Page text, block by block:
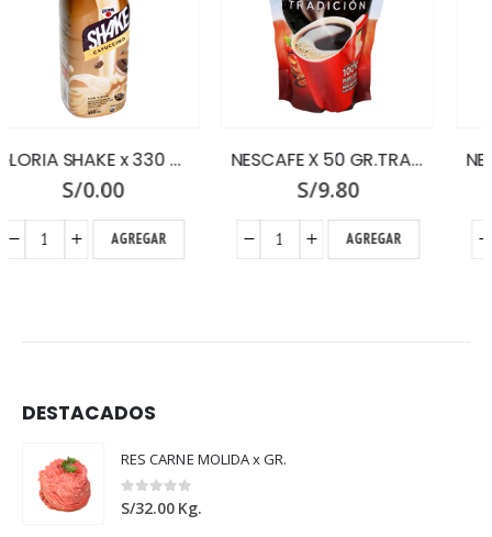
S/9.80
AGREGAR
S/5.30
AGREGAR
DESTACADOS
RES CARNE MOLIDA x GR.
0out of 5
S/32.00 Kg.